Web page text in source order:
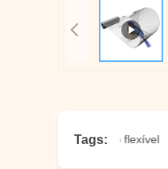
Tags:
adesivo flexível